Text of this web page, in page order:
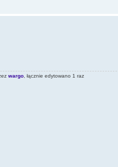
wargo , łącznie edytowano 1 raz